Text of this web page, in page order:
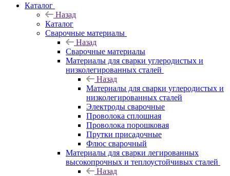
Каталог
Назад
Каталог
Сварочные материалы
Назад
Сварочные материалы
Материалы для сварки углеродистых и
низколегированных сталей
Назад
Материалы для сварки углеродистых и
низколегированных сталей
Электроды сварочные
Проволока сплошная
Проволока порошковая
Прутки присадочные
Флюс сварочный
Материалы для сварки легированных
высокопрочных и теплоустойчивых сталей
Назад